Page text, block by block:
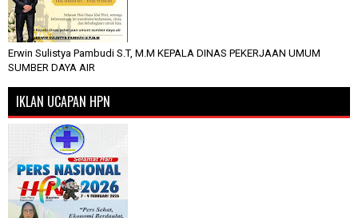
Erwin Sulistya Pambudi S.T, M.M KEPALA DINAS PEKERJAAN UMUM
SUMBER DAYA AIR
IKLAN UCAPAN HPN